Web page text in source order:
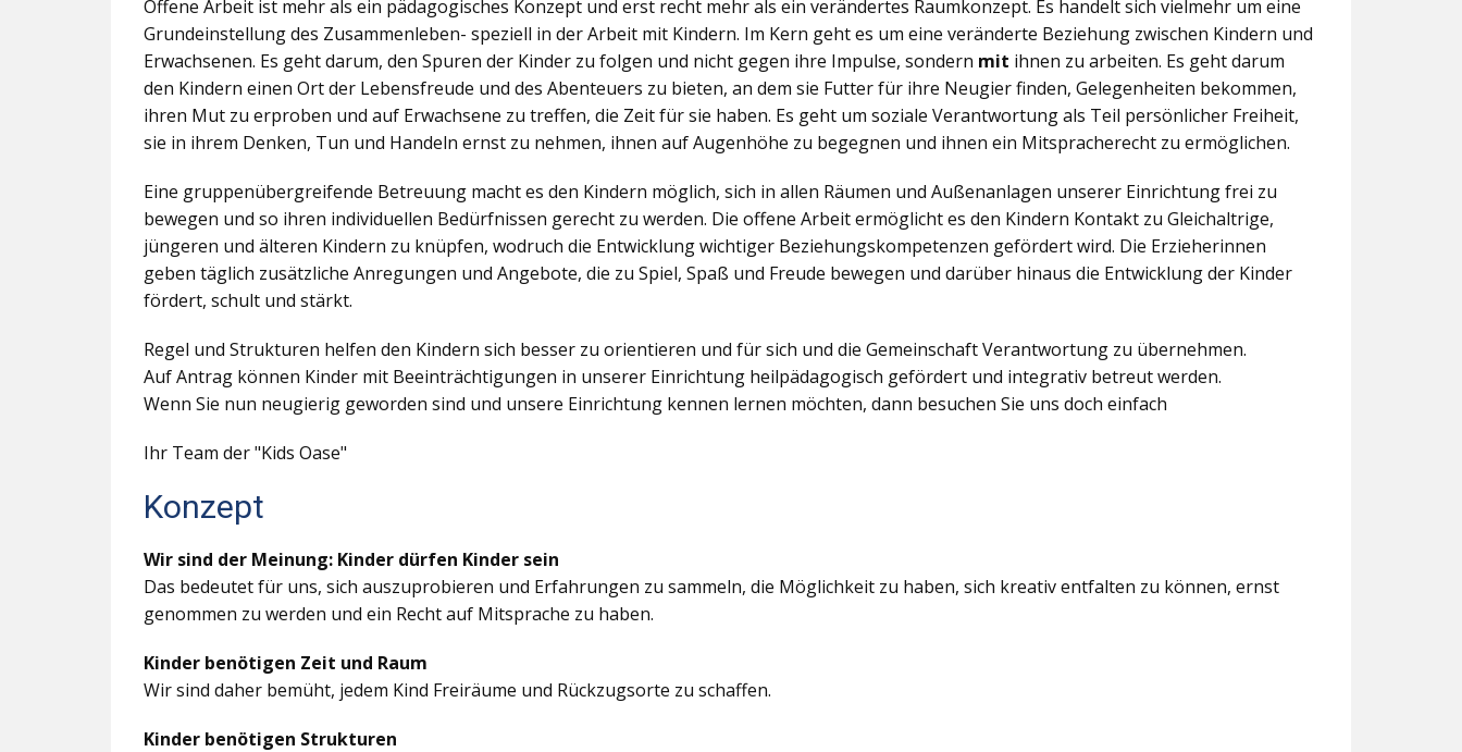
Offene Arbeit ist mehr als ein pädagogisches Konzept und erst recht mehr als ein verändertes Raumkonzept. Es handelt sich vielmehr um eine
Grundeinstellung des Zusammenleben- speziell in der Arbeit mit Kindern. Im Kern geht es um eine veränderte Beziehung zwischen Kindern und
Erwachsenen. Es geht darum, den Spuren der Kinder zu folgen und nicht gegen ihre Impulse, sondern mit ihnen zu arbeiten. Es geht darum
den Kindern einen Ort der Lebensfreude und des Abenteuers zu bieten, an dem sie Futter für ihre Neugier finden, Gelegenheiten bekommen,
ihren Mut zu erproben und auf Erwachsene zu treffen, die Zeit für sie haben. Es geht um soziale Verantwortung als Teil persönlicher Freiheit,
sie in ihrem Denken, Tun und Handeln ernst zu nehmen, ihnen auf Augenhöhe zu begegnen und ihnen ein Mitspracherecht zu ermöglichen.
Eine gruppenübergreifende Betreuung macht es den Kindern möglich, sich in allen Räumen und Außenanlagen unserer Einrichtung frei zu
bewegen und so ihren individuellen Bedürfnissen gerecht zu werden. Die offene Arbeit ermöglicht es den Kindern Kontakt zu Gleichaltrige,
jüngeren und älteren Kindern zu knüpfen, wodruch die Entwicklung wichtiger Beziehungskompetenzen gefördert wird. Die Erzieherinnen
geben täglich zusätzliche Anregungen und Angebote, die zu Spiel, Spaß und Freude bewegen und darüber hinaus die Entwicklung der Kinder
fördert, schult und stärkt.
Regel und Strukturen helfen den Kindern sich besser zu orientieren und für sich und die Gemeinschaft Verantwortung zu übernehmen.
Auf Antrag können Kinder mit Beeinträchtigungen in unserer Einrichtung heilpädagogisch gefördert und integrativ betreut werden.
Wenn Sie nun neugierig geworden sind und unsere Einrichtung kennen lernen möchten, dann besuchen Sie uns doch einfach
Ihr Team der "Kids Oase"
Konzept
Wir sind der Meinung: Kinder dürfen Kinder sein
Das bedeutet für uns, sich auszuprobieren und Erfahrungen zu sammeln, die Möglichkeit zu haben, sich kreativ entfalten zu können, ernst
genommen zu werden und ein Recht auf Mitsprache zu haben.
Kinder benötigen Zeit und Raum
Wir sind daher bemüht, jedem Kind Freiräume und Rückzugsorte zu schaffen.
Kinder benötigen Strukturen